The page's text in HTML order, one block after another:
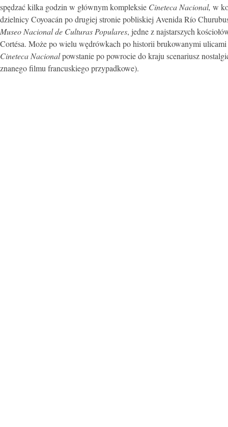
spędzać kilka godzin w głównym kompleksie Cineteca Nacional, w
dzielnicy Coyoacán po drugiej stronie pobliskiej Avenida Río
Museo Nacional de Culturas Populares, jedne z najstarszych
Cortésa. Może po wielu wędrówkach po historii brukowanymi
Cineteca Nacionalpowstanie po powrocie do kraju scenariusz
znanego filmu francuskiego przypadkowe).